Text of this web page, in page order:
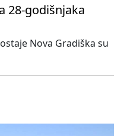
28-godišnjaka
Nova Gradiška su